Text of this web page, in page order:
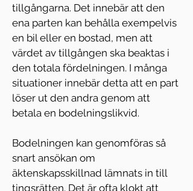
tillgångarna. Det innebär att den
ena parten kan behålla exempelvis
en bil eller en bostad, men att
värdet av tillgången ska beaktas i
den totala fördelningen. I många
situationer innebär detta att en part
löser ut den andra genom att
betala en bodelningslikvid.
Bodelningen kan genomföras så
snart ansökan om
äktenskapsskillnad lämnats in till
tingsrätten. Det är ofta klokt att